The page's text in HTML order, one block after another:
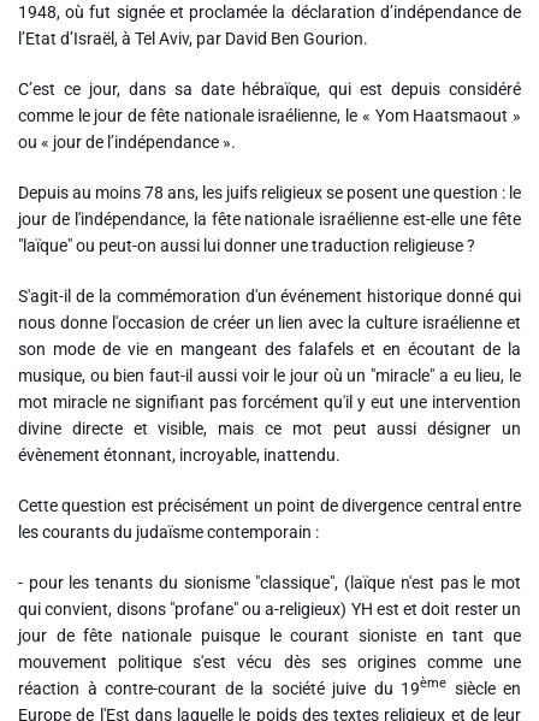
Ma Région Sud
1948, où fut signée et proclamée la déclaration d’indépendance de
l’Etat d’Israël, à Tel Aviv, par David Ben Gourion.
C’est ce jour, dans sa date hébraïque, qui est depuis considéré
comme le jour de fête nationale israélienne, le « Yom Haatsmaout »
ou « jour de l’indépendance ».
Depuis au moins 78 ans, les juifs religieux se posent une question : le
jour de l'indépendance, la fête nationale israélienne est-elle une fête
"laïque" ou peut-on aussi lui donner une traduction religieuse ?
S'agit-il de la commémoration d'un événement historique donné qui
nous donne l'occasion de créer un lien avec la culture israélienne et
son mode de vie en mangeant des falafels et en écoutant de la
musique, ou bien faut-il aussi voir le jour où un "miracle" a eu lieu, le
mot miracle ne signifiant pas forcément qu'il y eut une intervention
divine directe et visible, mais ce mot peut aussi désigner un
évènement étonnant, incroyable, inattendu.
Cette question est précisément un point de divergence central entre
les courants du judaïsme contemporain :
- pour les tenants du sionisme "classique", (laïque n'est pas le mot
qui convient, disons "profane" ou a-religieux) YH est et doit rester un
jour de fête nationale puisque le courant sioniste en tant que
mouvement politique s'est vécu dès ses origines comme une
réaction à contre-courant de la société juive du 19ème siècle en
Europe de l'Est dans laquelle le poids des textes religieux et de leur